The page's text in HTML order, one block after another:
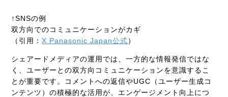
↑SNSの例
双方向でのコミュニケーションがカギ
（引用：X Panasonic Japan公式）
シェアードメディアの運用では、一方的な情報発信ではな
く、ユーザーとの双方向コミュニケーションを意識するこ
とが重要です。コメントへの返信やUGC（ユーザー生成コ
ンテンツ）の積極的な活用が、エンゲージメント向上につ